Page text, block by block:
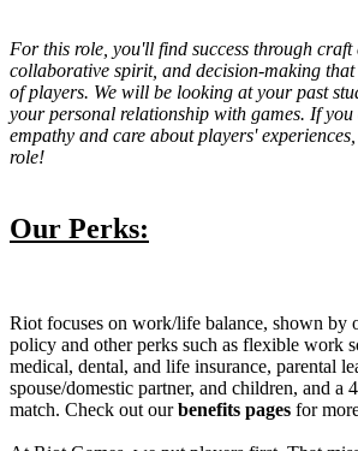
For this role, you'll find success through craft
collaborative spirit, and decision-making
of players. We will be looking at your past
your personal relationship with games. If
empathy and care about players'
role!
Our Perks:
Riot focuses on work/life balance, shown by
policy and other perks such as flexible work
medical, dental, and life insurance, parental
spouse/domestic partner, and children, and a
match. Check out ourbenefits pages for